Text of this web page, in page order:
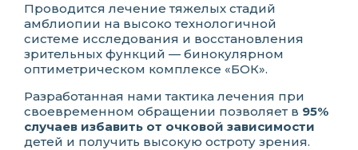
Проводится лечение тяжелых стадий
амблиопии на высоко технологичной
системе исследования и восстановления
зрительных функций — бинокулярном
оптиметрическом комплексе «БОК».
Разработанная нами тактика лечения при
своевременном обращении позволяет в 95%
случаев избавить от очковой зависимости
детей и получить высокую остроту зрения.